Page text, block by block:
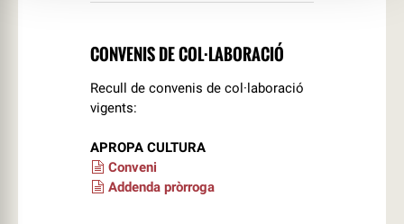
CONVENIS DE COL·LABORACIÓ
Recull de convenis de col·laboració
vigents:
APROPA CULTURA
Conveni
Addenda pròrroga